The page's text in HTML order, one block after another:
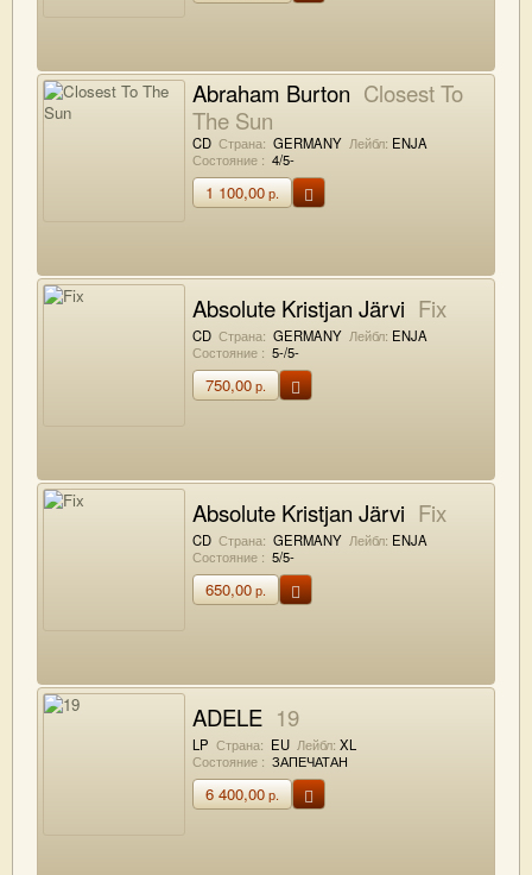
Abraham Burton Closest To
The Sun
CD Страна: GERMANY Лейбл: ENJA
Состояние : 4/5-
1 100,00р.
Absolute Kristjan Järvi Fix
CD Страна: GERMANY Лейбл: ENJA
Состояние : 5-/5-
750,00р.
Absolute Kristjan Järvi Fix
CD Страна: GERMANY Лейбл: ENJA
Состояние : 5/5-
650,00р.
ADELE 19
LP Страна: EU Лейбл: XL
Состояние : ЗАПЕЧАТАН
6 400,00р.